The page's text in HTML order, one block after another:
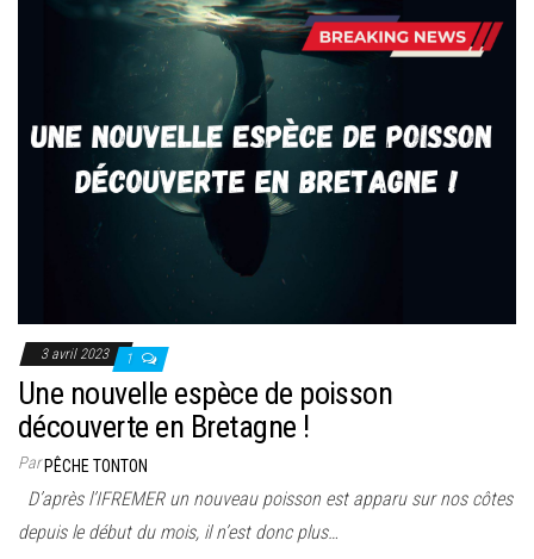
3 avril 2023 1
Une nouvelle espèce de poisson
découverte en Bretagne !
ParPÊCHE TONTON
D’après l’IFREMER un nouveau poisson est apparu sur nos côtes
depuis le début du mois, il n’est donc plus…